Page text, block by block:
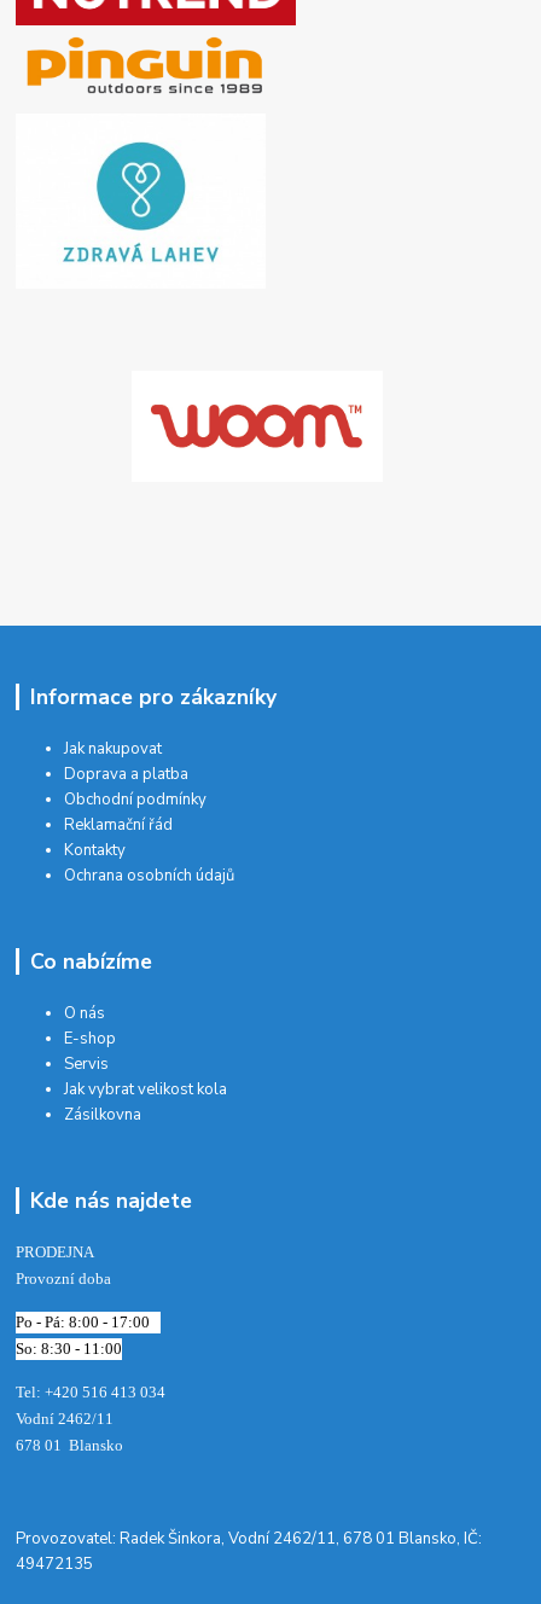
Informace pro zákazníky
Jak nakupovat
Doprava a platba
Obchodní podmínky
Reklamační řád
Kontakty
Ochrana osobních údajů
Co nabízíme
O nás
E-shop
Servis
Jak vybrat velikost kola
Zásilkovna
Kde nás najdete
PRODEJNA
Provozní doba
Po - Pá: 8:00 - 17:00
So: 8:30 - 11:00
Tel: +420 516 413 034‬
Vodní 2462/11
678 01 Blansko
​Provozovatel: Radek Šinkora, Vodní 2462/11, 678 01 Blansko, IČ:
49472135